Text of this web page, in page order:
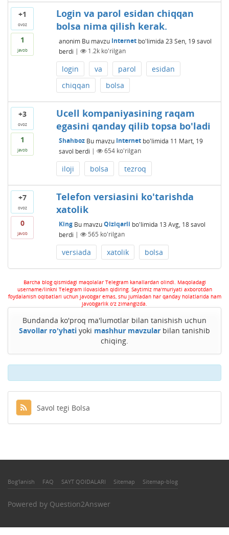
+1
ovoz
1
javob
Login va parol esidan chiqqan
bolsa nima qilish kerak.
anonim Bu mavzu Internetbo'limida 23 Sen, 19 savol
berdi | 1.2kko'rilgan
login va parol
esidan
chiqqan
bolsa
+3
ovoz
1
javob
Ucell kompaniyasining raqam
egasini qanday qilib topsa bo'ladi
Shahboz Bu mavzu Internetbo'limida 11 Mart, 19
savol berdi | 654ko'rilgan
iloji bolsa tezroq
+7
ovoz
0
javob
Telefon versiasini ko'tarishda
xatolik
King Bu mavzuQiziqarli bo'limida 13 Avg, 18 savol
berdi | 565 ko'rilgan
versiada xatolik bolsa
Barcha blog qismidagi maqolalar Telegram kanallardan olindi. Maqoladagi
username/linkni Telegram ilovasidan qidiring. Saytimiz ma'muriyati axborotdan
foydalanish oqibatlari uchun javobgar emas, shu jumladan har qanday holatlarida ham
javobgarlik o'z zimangizda.
Bundanda ko'proq ma'lumotlar bilan tanishish uchun
Savollar ro'yhati yoki mashhur mavzular bilan tanishib
chiqing.
Savol tegi Bolsa
Bog'lanish FAQ SAYT QOIDALARI Sitemap Sitemap-blog
Powered by Question2Answer